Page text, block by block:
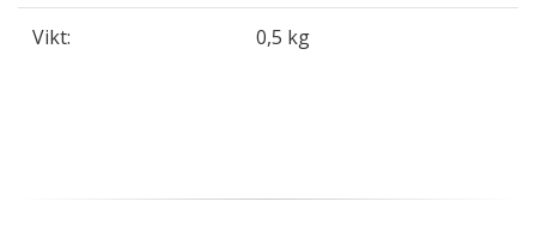
Vikt: 0,5 kg